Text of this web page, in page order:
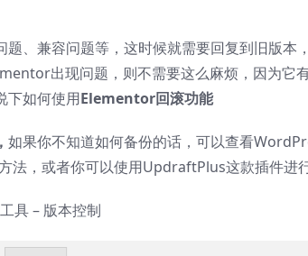
、兼容问题等，这时候就需要回复到旧版本
出现问题，则不需要这么麻烦，因为它
下如何使用Elementor回滚功能
如果你不知道如何备份的话，可以查看
法，或者你可以使用UpdraftPlus这款插件进
具 – 版本控制